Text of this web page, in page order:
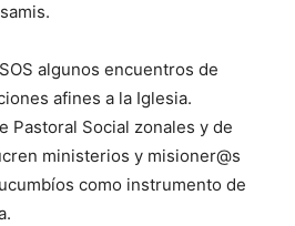
algunos encuentros de
afines a la Iglesia.
Pastoral Social zonales y de
ministerios y misioner@s
como instrumento de